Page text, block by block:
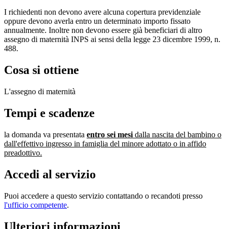
I richiedenti non devono avere alcuna copertura previdenziale
oppure devono averla entro un determinato importo fissato
annualmente. Inoltre non devono essere già beneficiari di altro
assegno di maternità INPS ai sensi della legge 23 dicembre 1999, n.
488.
Cosa si ottiene
L'assegno di maternità
Tempi e scadenze
la domanda va presentata entro sei mesi dalla nascita del bambino o
dall'effettivo ingresso in famiglia del minore adottato o in affido
preadottivo.
Accedi al servizio
Puoi accedere a questo servizio contattando o recandoti presso
l'ufficio competente.
Ulteriori informazioni